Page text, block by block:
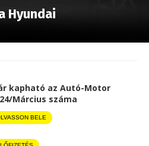
Hyundai
kapható az Autó-Motor
Március száma
BELE